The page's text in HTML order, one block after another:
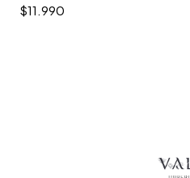
$11.990